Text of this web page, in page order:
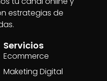
estrategias de
Servicios
Ecommerce
Maketing Digital